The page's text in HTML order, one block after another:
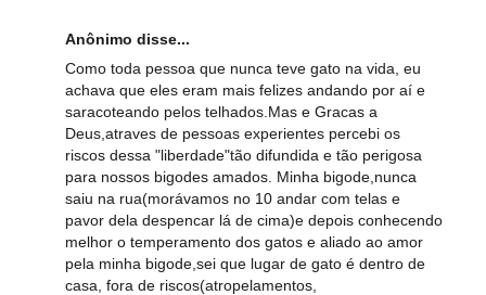
Anônimo disse...
Como toda pessoa que nunca teve gato na vida, eu
achava que eles eram mais felizes andando por aí e
saracoteando pelos telhados.Mas e Gracas a
Deus,atraves de pessoas experientes percebi os
riscos dessa "liberdade"tão difundida e tão perigosa
para nossos bigodes amados. Minha bigode,nunca
saiu na rua(morávamos no 10 andar com telas e
pavor dela despencar lá de cima)e depois conhecendo
melhor o temperamento dos gatos e aliado ao amor
pela minha bigode,sei que lugar de gato é dentro de
casa, fora de riscos(atropelamentos,